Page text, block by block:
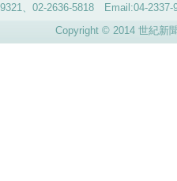
、02-2636-5818 Email:04-
Copyright © 2014 世紀新